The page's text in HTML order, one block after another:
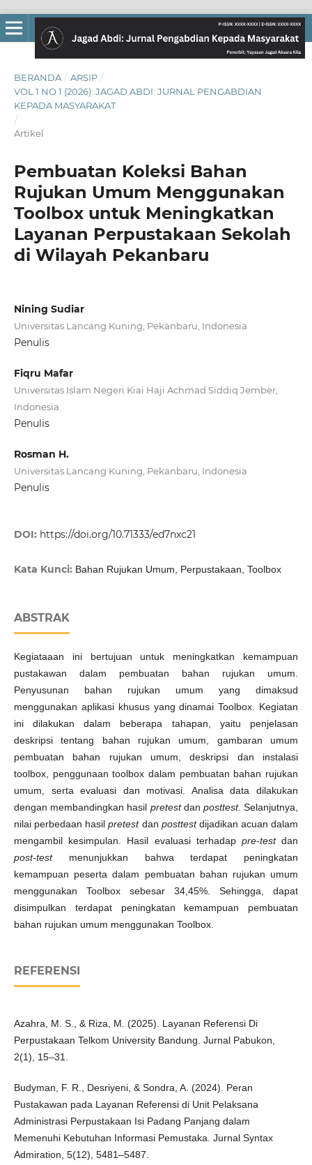
BERANDA / ARSIP /
VOL 1 NO 1 (2026): JAGAD ABDI: JURNAL PENGABDIAN
KEPADA MASYARAKAT
/
Artikel
Pembuatan Koleksi Bahan
Rujukan Umum Menggunakan
Toolbox untuk Meningkatkan
Layanan Perpustakaan Sekolah
di Wilayah Pekanbaru
Nining Sudiar
Universitas Lancang Kuning, Pekanbaru, Indonesia
Penulis
Fiqru Mafar
Universitas Islam Negeri Kiai Haji Achmad Siddiq Jember,
Indonesia
Penulis
Rosman H.
Universitas Lancang Kuning, Pekanbaru, Indonesia
Penulis
DOI: https://doi.org/10.71333/ed7nxc21
Kata Kunci: Bahan Rujukan Umum, Perpustakaan, Toolbox
ABSTRAK
Kegiataaan ini bertujuan untuk meningkatkan kemampuan
pustakawan dalam pembuatan bahan rujukan umum.
Penyusunan bahan rujukan umum yang dimaksud
menggunakan aplikasi khusus yang dinamai Toolbox. Kegiatan
ini dilakukan dalam beberapa tahapan, yaitu penjelasan
deskripsi tentang bahan rujukan umum, gambaran umum
pembuatan bahan rujukan umum, deskripsi dan instalasi
toolbox, penggunaan toolbox dalam pembuatan bahan rujukan
umum, serta evaluasi dan motivasi. Analisa data dilakukan
dengan membandingkan hasil pretestdan posttest. Selanjutnya,
nilai perbedaan hasilpretestdan posttestdijadikan acuan dalam
mengambil kesimpulan. Hasil evaluasi terhadap pre-testdan
post-testmenunjukkan bahwa terdapat peningkatan
kemampuan peserta dalam pembuatan bahan rujukan umum
menggunakan Toolbox sebesar 34,45%. Sehingga, dapat
disimpulkan terdapat peningkatan kemampuan pembuatan
bahan rujukan umum menggunakan Toolbox.
REFERENSI
Azahra, M. S., & Riza, M. (2025). Layanan Referensi Di
Perpustakaan Telkom University Bandung. Jurnal Pabukon,
2(1), 15–31.
Budyman, F. R., Desriyeni, & Sondra, A. (2024). Peran
Pustakawan pada Layanan Referensi di Unit Pelaksana
Administrasi Perpustakaan Isi Padang Panjang dalam
Memenuhi Kebutuhan Informasi Pemustaka. Jurnal Syntax
Admiration, 5(12), 5481–5487.